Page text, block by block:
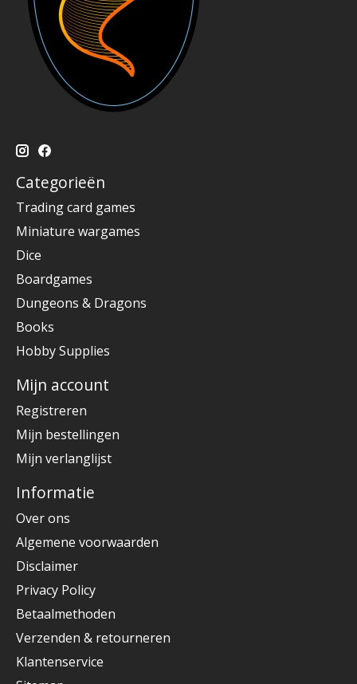
Categorieën
Trading card games
Miniature wargames
Dice
Boardgames
Dungeons & Dragons
Books
Hobby Supplies
Mijn account
Registreren
Mijn bestellingen
Mijn verlanglijst
Informatie
Over ons
Algemene voorwaarden
Disclaimer
Privacy Policy
Betaalmethoden
Verzenden & retourneren
Klantenservice